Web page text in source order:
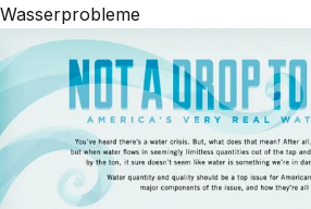
Wasserprobleme